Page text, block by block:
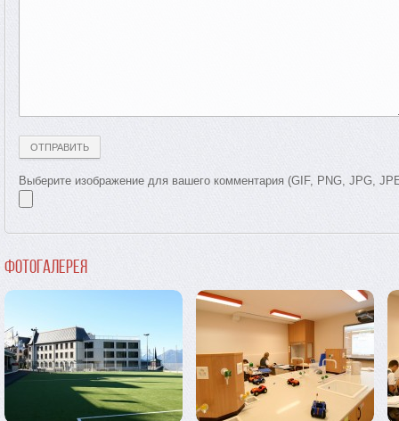
Выберите изображение для вашего комментария (GIF, PNG, JPG,
Фотогалерея